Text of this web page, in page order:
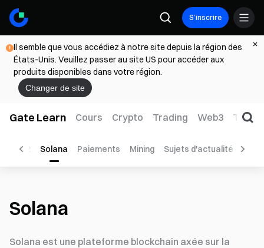
S’inscrire
Il semble que vous accédiez à notre site depuis la région des
États-Unis. Veuillez passer au site US pour accéder aux
produits disponibles dans votre région.
Changer de site
Gate Learn Cours Crypto Trading Web3 TradFi
Layer 2 Solana Paiements Mining Sujets d'actualité P2P
Solana
Solana est une plateforme blockchain axée sur la